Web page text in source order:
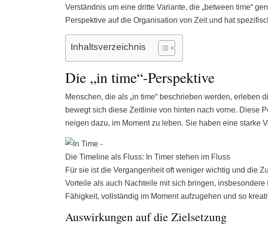
Verständnis um eine dritte Variante, die „between time“
Perspektive auf die Organisation von Zeit und hat
Inhaltsverzeichnis
Die „in time“-Perspektive
Menschen, die als „in time“ beschrieben werden,
bewegt sich diese Zeitlinie von hinten nach vorne. Diese
neigen dazu, im Moment zu leben. Sie haben eine starke
Die Timeline als Fluss: In Timer stehen im Fluss
Für sie ist die Vergangenheit oft weniger wichtig und die
Vorteile als auch Nachteile mit sich bringen,
Fähigkeit, vollständig im Moment aufzugehen und so
Auswirkungen auf die Zielsetzung